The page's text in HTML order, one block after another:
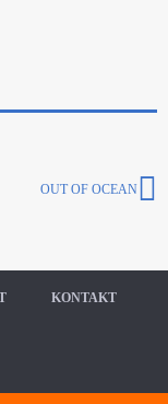
OUT OF OCEAN
KONTAKT